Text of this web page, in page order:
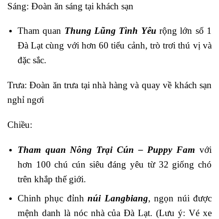
Sáng: Đoàn ăn sáng tại khách sạn
Tham quan Thung Lũng Tình Yêu rộng lớn số 1
Đà Lạt cùng với hơn 60 tiểu cảnh, trò trơi thú vị và
đặc sắc.
Trưa: Đoàn ăn trưa tại nhà hàng và quay về khách sạn
nghỉ ngơi
Chiều:
Tham quan Nông Trại Cún – Puppy Fam với
hơn 100 chú cún siêu đáng yêu từ 32 giống chó
trên khắp thế giới.
Chinh phục đỉnhnúi Langbiang, ngọn núi được
mệnh danh là nóc nhà của Đà Lạt. (Lưu ý: Vé xe